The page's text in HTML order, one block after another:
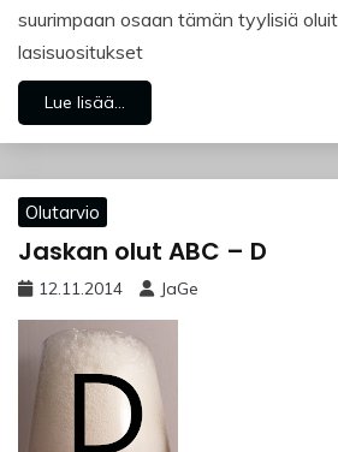
suurimpaan osaan tämän tyylisiä
lasisuositukset
Lue lisää...
Olutarvio
Jaskan olut ABC – D
12.11.2014 JaGe